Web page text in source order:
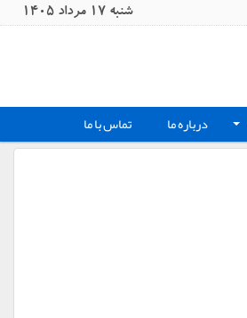
شنبه 17 مرداد 1405
+ درباره ما تماس با ما